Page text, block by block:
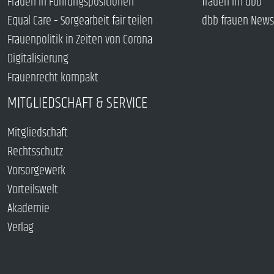
Equal Care – Sorgearbeit fair teilen
Frauenpolitik in Zeiten von Corona
Digitalisierung
Frauenrecht kompakt
dbb frauen
MITGLIEDSCHAFT & SERVICE
Mitgliedschaft
Rechtsschutz
Vorsorgewerk
Vorteilswelt
Akademie
Verlag